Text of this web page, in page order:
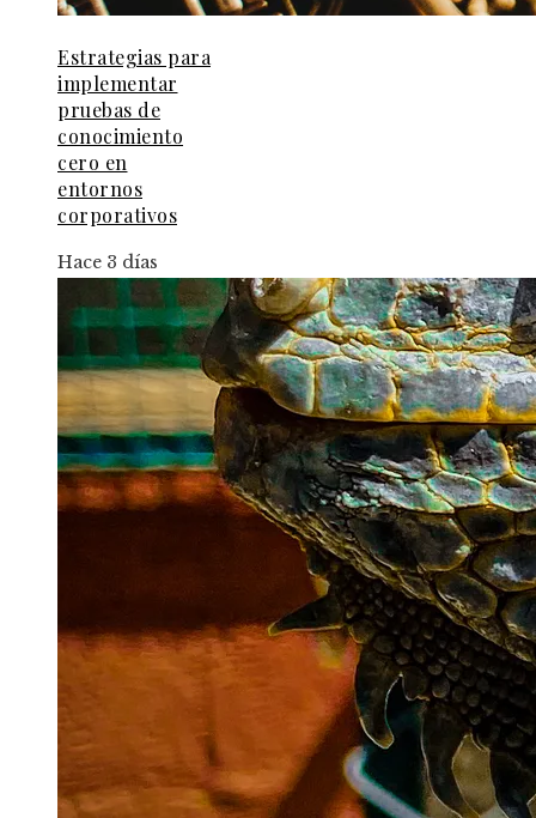
Estrategias para
implementar
pruebas de
conocimiento
cero en
entornos
corporativos
Hace 3 días